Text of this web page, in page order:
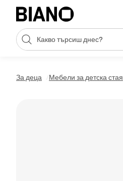
Пропускане към съдържанието
Търсене
За деца Мебели за детска стая